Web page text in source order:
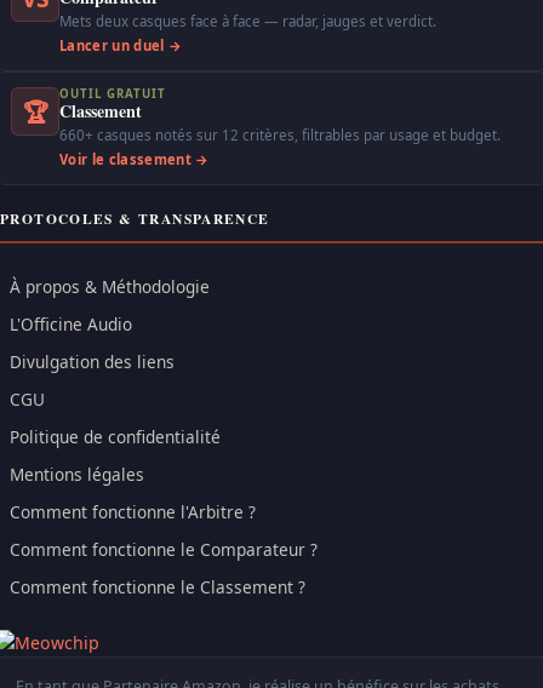
Mets deux casques face à face — radar, jauges et verdict.
Lancer un duel →
🏆
OUTIL GRATUIT
Classement
660+ casques notés sur 12 critères, filtrables par usage et budget.
Voir le classement →
PROTOCOLES & TRANSPARENCE
À propos & Méthodologie
L'Officine Audio
Divulgation des liens
CGU
Politique de confidentialité
Mentions légales
Comment fonctionne l'Arbitre ?
Comment fonctionne le Comparateur ?
Comment fonctionne le Classement ?